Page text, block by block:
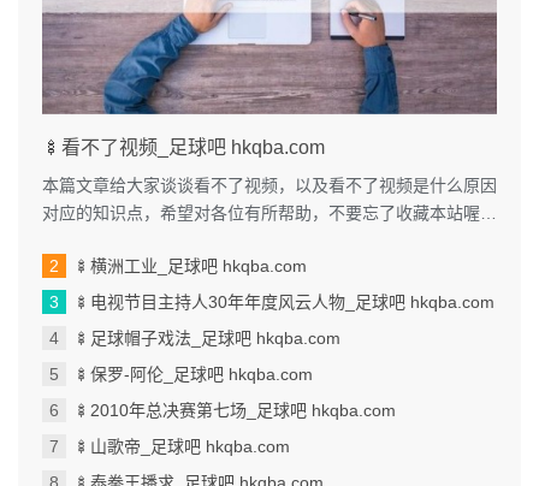
🍢看不了视频_足球吧 hkqba.com
本篇文章给大家谈谈看不了视频，以及看不了视频是什么原因
对应的知识点，希望对各位有所帮助，不要忘了收藏本站喔。
🍢横洲工业_足球吧 hkqba.com
🍢电视节目主持人30年年度风云人物_足球吧 hkqba.com
🍢足球帽子戏法_足球吧 hkqba.com
🍢保罗-阿伦_足球吧 hkqba.com
🍢2010年总决赛第七场_足球吧 hkqba.com
🍢山歌帝_足球吧 hkqba.com